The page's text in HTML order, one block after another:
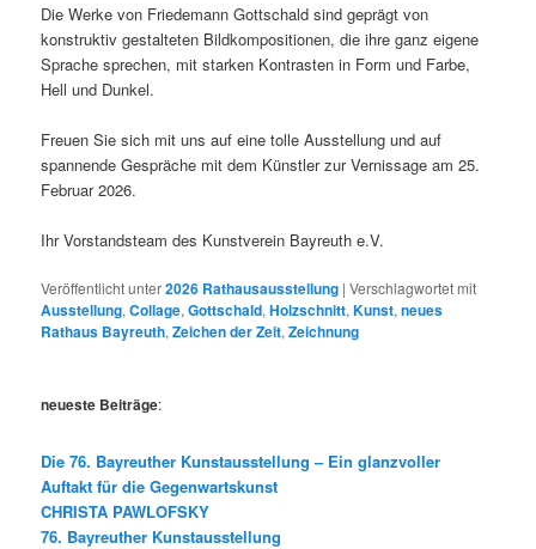
Die Werke von Friedemann Gottschald sind geprägt von
konstruktiv gestalteten Bildkompositionen, die ihre ganz eigene
Sprache sprechen, mit starken Kontrasten in Form und Farbe,
Hell und Dunkel.
Freuen Sie sich mit uns auf eine tolle Ausstellung und auf
spannende Gespräche mit dem Künstler zur Vernissage am 25.
Februar 2026.
Ihr Vorstandsteam des Kunstverein Bayreuth e.V.
Veröffentlicht unter2026 Rathausausstellung |Verschlagwortet mit
Ausstellung,Collage,Gottschald,Holzschnitt,Kunst,neues
Rathaus Bayreuth,Zeichen der Zeit,Zeichnung
neueste Beiträge:
Die 76. Bayreuther Kunstausstellung – Ein glanzvoller
Auftakt für die Gegenwartskunst
CHRISTA PAWLOFSKY
76. Bayreuther Kunstausstellung